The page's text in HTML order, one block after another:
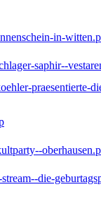
in-
saphir--
praesentierte-
die-